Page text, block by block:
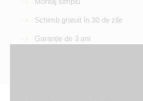
Schimb gratuit în 30 de zile
Garanție de 3 ani